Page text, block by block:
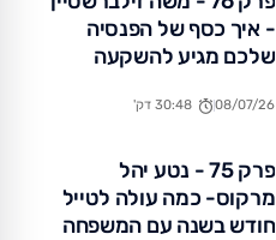
- איך כסף של הפנסיה
שלכם מגיע להשקעה
08/07/26 30:48 דק'
פרק 75 - נטע יהל
מרקוס- כמה עולה לטייל
חודש בשנה עם המשפחה